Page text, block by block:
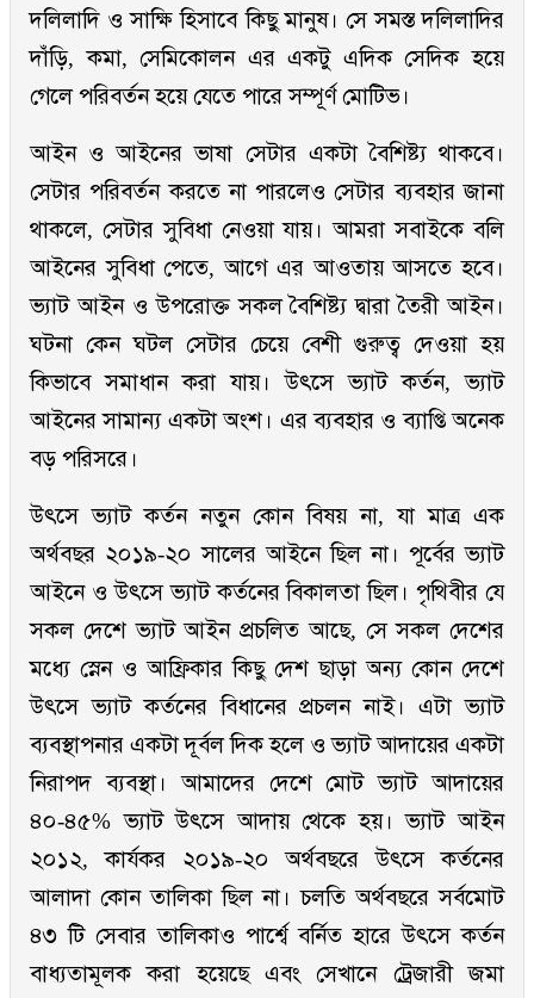
দলিলাদি ও সাক্ষি হিসাবে কিছু মানুষ। সে সমস্ত দলিলাদির
দাঁড়ি, কমা, সেমিকোলন এর একটু এদিক সেদিক হয়ে
গেলে পরিবর্তন হয়ে যেতে পারে সম্পূর্ণ মোটিভ।
আইন ও আইনের ভাষা সেটার একটা বৈশিষ্ট্য থাকবে।
সেটার পরিবর্তন করতে না পারলেও সেটার ব্যবহার জানা
থাকলে, সেটার সুবিধা নেওয়া যায়। আমরা সবাইকে বলি
আইনের সুবিধা পেতে, আগে এর আওতায় আসতে হবে।
ভ্যাট আইন ও উপরোক্ত সকল বৈশিষ্ট্য দ্বারা তৈরী আইন।
ঘটনা কেন ঘটল সেটার চেয়ে বেশী গুরুত্ব দেওয়া হয়
কিভাবে সমাধান করা যায়। উৎসে ভ্যাট কর্তন, ভ্যাট
আইনের সামান্য একটা অংশ। এর ব্যবহার ও ব্যাপ্তি অনেক
বড় পরিসরে।
উৎসে ভ্যাট কর্তন নতুন কোন বিষয় না, যা মাত্র এক
অর্থবছর ২০১৯-২০ সালের আইনে ছিল না। পূর্বের ভ্যাট
আইনে ও উৎসে ভ্যাট কর্তনের বিকালতা ছিল। পৃথিবীর যে
সকল দেশে ভ্যাট আইন প্রচলিত আছে, সে সকল দেশের
মধ্যে স্নেন ও আফ্রিকার কিছু দেশ ছাড়া অন্য কোন দেশে
উৎসে ভ্যাট কর্তনের বিধানের প্রচলন নাই। এটা ভ্যাট
ব্যবস্থাপনার একটা দূর্বল দিক হলে ও ভ্যাট আদায়ের একটা
নিরাপদ ব্যবস্থা। আমাদের দেশে মোট ভ্যাট আদায়ের
৪০-৪৫% ভ্যাট উৎসে আদায় থেকে হয়। ভ্যাট আইন
২০১২, কার্যকর ২০১৯-২০ অর্থবছরে উৎসে কর্তনের
আলাদা কোন তালিকা ছিল না। চলতি অর্থবছরে সর্বমোট
৪৩ টি সেবার তালিকাও পার্শ্বে বর্নিত হারে উৎসে কর্তন
বাধ্যতামূলক করা হয়েছে এবং সেখানে ট্রেজারী জমা